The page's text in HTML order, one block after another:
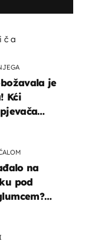
je
Kći
na
pod